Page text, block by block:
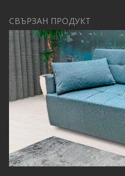
СВЪРЗАН ПРОДУКТ